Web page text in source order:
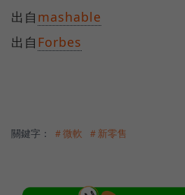
出自 mashable
出自 Forbes
關鍵字： ＃微軟 ＃新零售